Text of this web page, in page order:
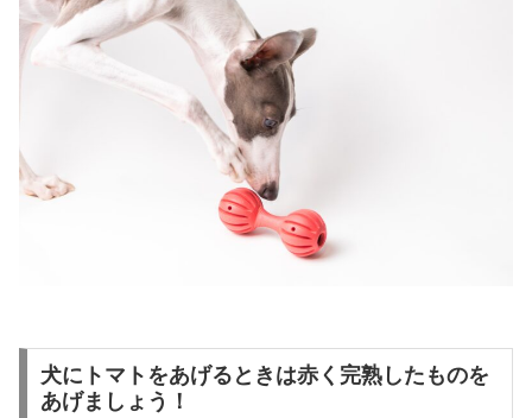
犬にトマトをあげるときは赤く完熟したものを
あげましょう！